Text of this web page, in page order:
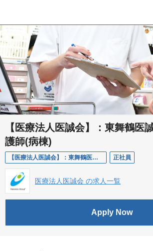
【医療法人医誠会】：東舞鶴医
護師(病棟)
【医療法人医誠会】：東舞鶴医誠会病院：准看護師(病棟) 正社員
医療法人医誠会 の求人一覧
Apply Now